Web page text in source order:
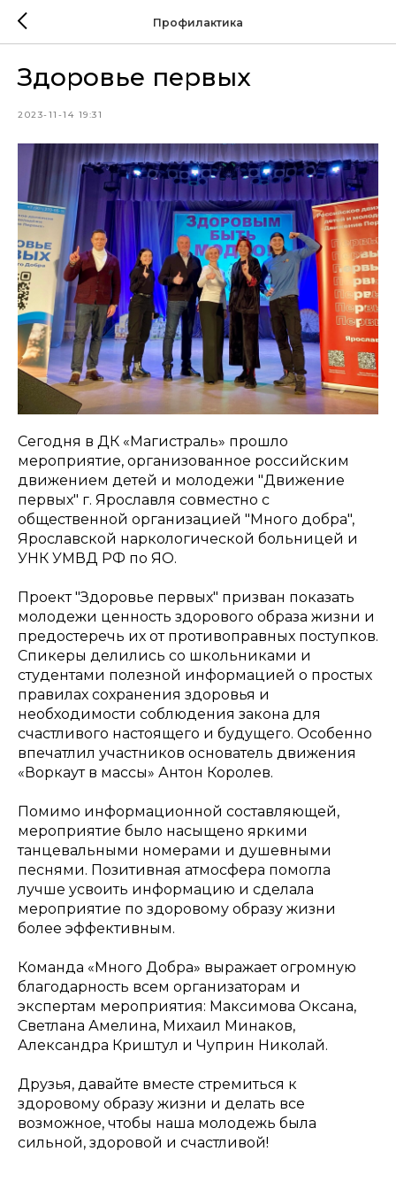
Профилактика
Здоровье первых
2023-11-14 19:31
Сегодня в ДК «Магистраль» прошло
мероприятие, организованное российским
движением детей и молодежи "Движение
первых" г. Ярославля совместно с
общественной организацией "Много добра",
Ярославской наркологической больницей и
УНК УМВД РФ по ЯО.
Проект "Здоровье первых" призван показать
молодежи ценность здорового образа жизни и
предостеречь их от противоправных поступков.
Спикеры делились со школьниками и
студентами полезной информацией о простых
правилах сохранения здоровья и
необходимости соблюдения закона для
счастливого настоящего и будущего. Особенно
впечатлил участников основатель движения
«Воркаут в массы» Антон Королев.
Помимо информационной составляющей,
мероприятие было насыщено яркими
танцевальными номерами и душевными
песнями. Позитивная атмосфера помогла
лучше усвоить информацию и сделала
мероприятие по здоровому образу жизни
более эффективным.
Команда «Много Добра» выражает огромную
благодарность всем организаторам и
экспертам мероприятия: Максимова Оксана,
Светлана Амелина, Михаил Минаков,
Александра Криштул и Чуприн Николай.
Друзья, давайте вместе стремиться к
здоровому образу жизни и делать все
возможное, чтобы наша молодежь была
сильной, здоровой и счастливой!